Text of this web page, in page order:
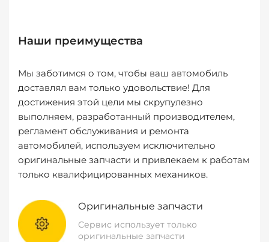
Наши преимущества
Мы заботимся о том, чтобы ваш автомобиль
доставлял вам только удовольствие! Для
достижения этой цели мы скрупулезно
выполняем, разработанный производителем,
регламент обслуживания и ремонта
автомобилей, используем исключительно
оригинальные запчасти и привлекаем к работам
только квалифицированных механиков.
Оригинальные запчасти
Сервис использует только
оригинальные запчасти